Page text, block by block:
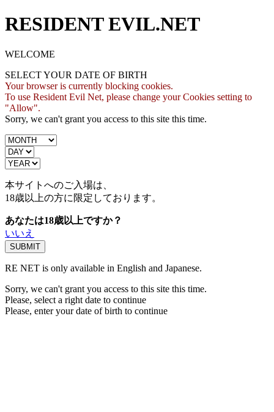
RESIDENT EVIL.NET
WELCOME
SELECT YOUR DATE OF BIRTH
Your browser is currently blocking cookies.
To use Resident Evil Net, please change your Cookies setting to
"Allow".
Sorry, we can't grant you access to this site this time.
本サイトへのご入場は、
18歳以上の方に限定しております。
あなたは18歳以上ですか？
いいえ
RE NET is only available in English and Japanese.
Sorry, we can't grant you access to this site this time.
Please, select a right date to continue
Please, enter your date of birth to continue